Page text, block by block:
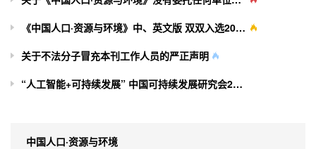
《中国人口·资源与环境》中、英文版 双双入选2025年度中国国际影响力学术期刊榜单
关于不法分子冒充本刊工作人员的严正声明
“人工智能+可持续发展” 中国可持续发展研究会2025年学术年会在长沙顺利举办
中国人口·资源与环境